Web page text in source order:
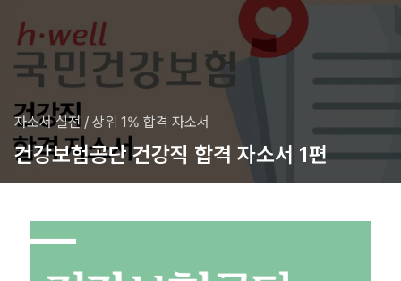
자소서 실전 / 상위 1% 합격 자소서
건강보험공단 건강직 합격 자소서 1편